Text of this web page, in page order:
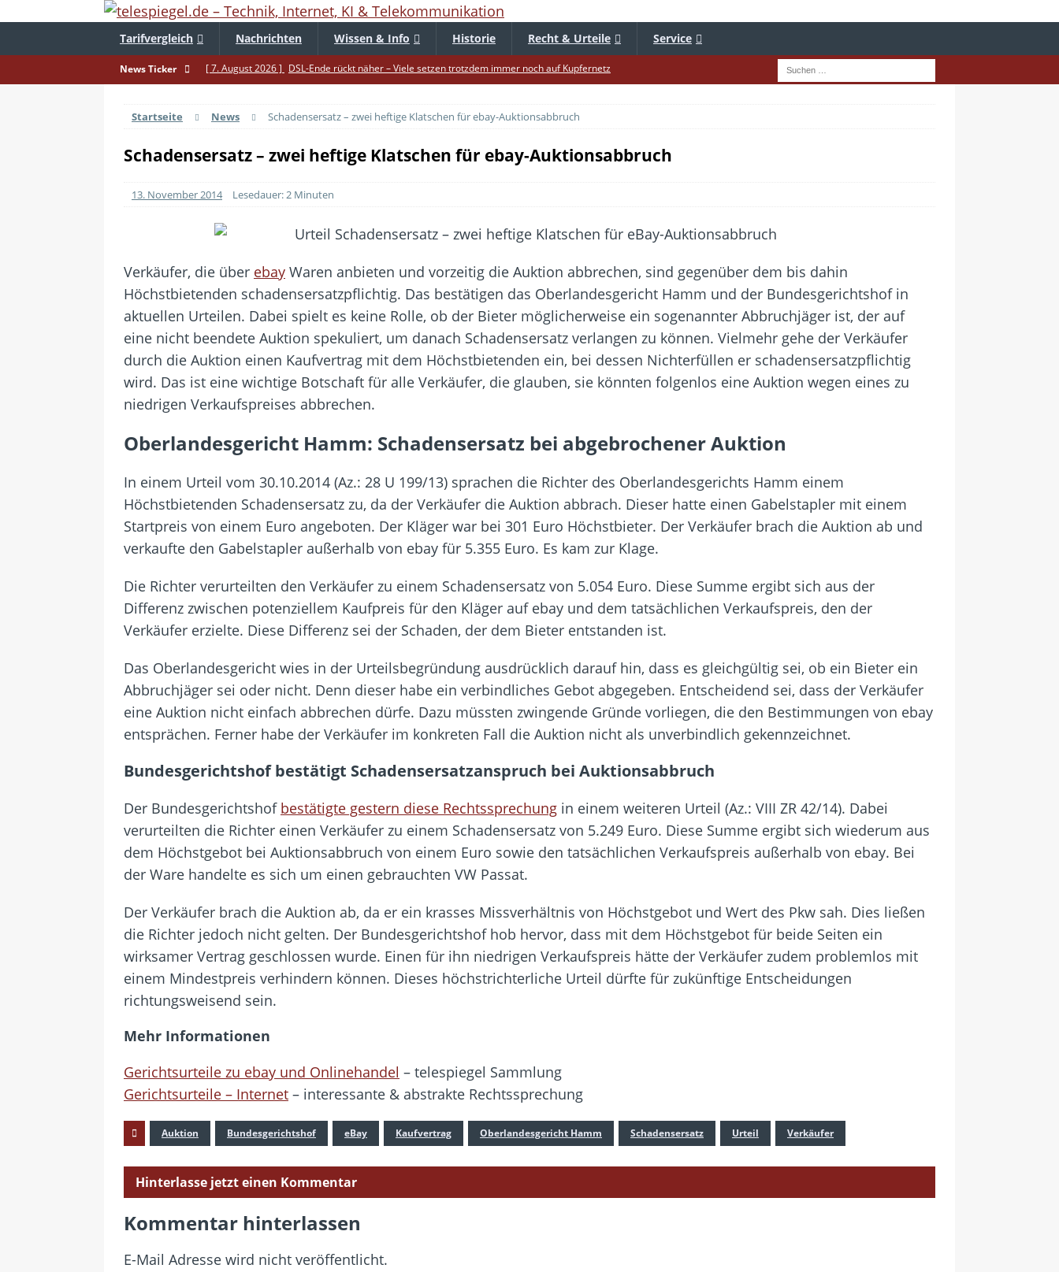
Tarifvergleich Nachrichten Wissen & Info Historie Recht & Urteile Service
News Ticker [ 7. August 2026 ] DSL-Ende rückt näher – Viele setzen trotzdem immer noch auf Kupfernetz
[ 4. August 2026 ] Smartphone-Kauf – Zu diesem Zeitpunkt sparen Käufer am meisten
[ 3. August 2026 ]
1&1 bekommt auf die Mütze – Unklare Unlimited-Klauseln sind unzulässig
[ 29. Juli 2026 ] Achtung: Polizei warnt – Raffinierte, neue WhatsApp-Betrugsmasche
[ 28. Juli 2026 ]
Im Urlaub erreichbar? – Warum viele Beschäftigte nicht abschalten
[ 22. Juli 2026 ] WhatsApp macht die Handynummer unsichtbar – Die Benutzernamen kommen
[ 21. Juli 2026 ]
Wichtiges BGH-Urteil – Verbraucherrechte bei Online-Kündigung gestärkt
Startseite News Schadensersatz – zwei heftige Klatschen für ebay-Auktionsabbruch
Schadensersatz – zwei heftige Klatschen für ebay-Auktionsabbruch
13. November 2014 Lesedauer: 2 Minuten
Verkäufer, die über ebay Waren anbieten und vorzeitig die Auktion abbrechen, sind gegenüber dem bis dahin
Höchstbietenden schadensersatzpflichtig. Das bestätigen das Oberlandesgericht Hamm und der Bundesgerichtshof in
aktuellen Urteilen. Dabei spielt es keine Rolle, ob der Bieter möglicherweise ein sogenannter Abbruchjäger ist, der auf
eine nicht beendete Auktion spekuliert, um danach Schadensersatz verlangen zu können. Vielmehr gehe der Verkäufer
durch die Auktion einen Kaufvertrag mit dem Höchstbietenden ein, bei dessen Nichterfüllen er schadensersatzpflichtig
wird. Das ist eine wichtige Botschaft für alle Verkäufer, die glauben, sie könnten folgenlos eine Auktion wegen eines zu
niedrigen Verkaufspreises abbrechen.
Oberlandesgericht Hamm: Schadensersatz bei abgebrochener Auktion
In einem Urteil vom 30.10.2014 (Az.: 28 U 199/13) sprachen die Richter des Oberlandesgerichts Hamm einem
Höchstbietenden Schadensersatz zu, da der Verkäufer die Auktion abbrach. Dieser hatte einen Gabelstapler mit einem
Startpreis von einem Euro angeboten. Der Kläger war bei 301 Euro Höchstbieter. Der Verkäufer brach die Auktion ab und
verkaufte den Gabelstapler außerhalb von ebay für 5.355 Euro. Es kam zur Klage.
Die Richter verurteilten den Verkäufer zu einem Schadensersatz von 5.054 Euro. Diese Summe ergibt sich aus der
Differenz zwischen potenziellem Kaufpreis für den Kläger auf ebay und dem tatsächlichen Verkaufspreis, den der
Verkäufer erzielte. Diese Differenz sei der Schaden, der dem Bieter entstanden ist.
Das Oberlandesgericht wies in der Urteilsbegründung ausdrücklich darauf hin, dass es gleichgültig sei, ob ein Bieter ein
Abbruchjäger sei oder nicht. Denn dieser habe ein verbindliches Gebot abgegeben. Entscheidend sei, dass der Verkäufer
eine Auktion nicht einfach abbrechen dürfe. Dazu müssten zwingende Gründe vorliegen, die den Bestimmungen von ebay
entsprächen. Ferner habe der Verkäufer im konkreten Fall die Auktion nicht als unverbindlich gekennzeichnet.
Bundesgerichtshof bestätigt Schadensersatzanspruch bei Auktionsabbruch
Der Bundesgerichtshof bestätigte gestern diese Rechtssprechung in einem weiteren Urteil (Az.: VIII ZR 42/14). Dabei
verurteilten die Richter einen Verkäufer zu einem Schadensersatz von 5.249 Euro. Diese Summe ergibt sich wiederum aus
dem Höchstgebot bei Auktionsabbruch von einem Euro sowie den tatsächlichen Verkaufspreis außerhalb von ebay. Bei
der Ware handelte es sich um einen gebrauchten VW Passat.
Der Verkäufer brach die Auktion ab, da er ein krasses Missverhältnis von Höchstgebot und Wert des Pkw sah. Dies ließen
die Richter jedoch nicht gelten. Der Bundesgerichtshof hob hervor, dass mit dem Höchstgebot für beide Seiten ein
wirksamer Vertrag geschlossen wurde. Einen für ihn niedrigen Verkaufspreis hätte der Verkäufer zudem problemlos mit
einem Mindestpreis verhindern können. Dieses höchstrichterliche Urteil dürfte für zukünftige Entscheidungen
richtungsweisend sein.
Mehr Informationen
Gerichtsurteile zu ebay und Onlinehandel – telespiegel Sammlung
Gerichtsurteile – Internet – interessante & abstrakte Rechtssprechung
Auktion Bundesgerichtshof eBay Kaufvertrag Oberlandesgericht Hamm Schadensersatz Urteil Verkäufer
Hinterlasse jetzt einen Kommentar
Kommentar hinterlassen
E-Mail Adresse wird nicht veröffentlicht.